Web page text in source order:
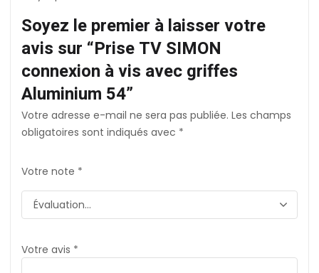
Soyez le premier à laisser votre
avis sur “Prise TV SIMON
connexion à vis avec griffes
Aluminium 54”
Votre adresse e-mail ne sera pas publiée. Les champs
obligatoires sont indiqués avec *
Votre note *
Votre avis *